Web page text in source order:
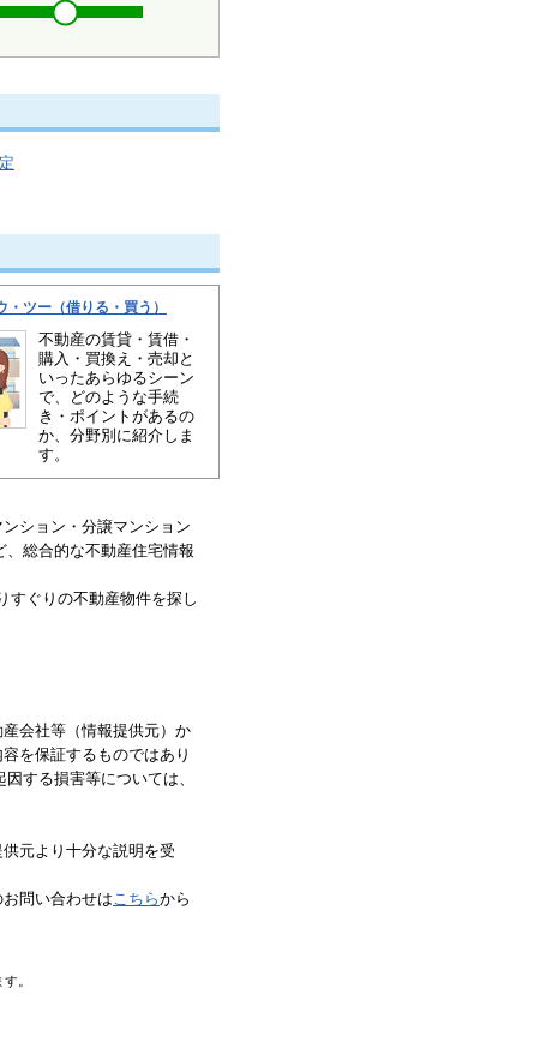
・ツー（借りる・買う）
不動産の賃貸・賃借・
購入・買換え・売却と
いったあらゆるシーン
で、どのような手続
き・ポイントがあるの
か、分野別に紹介しま
す。
ション・分譲マンション
総合的な不動産住宅情報
すぐりの不動産物件を探し
会社等（情報提供元）か
を保証するものではあり
する損害等については、
元より十分な説明を受
問い合わせはこちらから
。